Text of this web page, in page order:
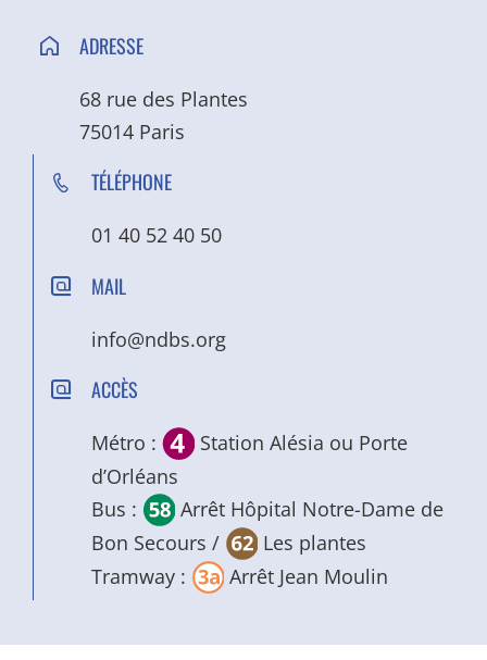
ADRESSE
68 rue des Plantes
75014 Paris
TÉLÉPHONE
01 40 52 40 50
MAIL
info@ndbs.org
ACCÈS
Métro :
Station Alésia ou Porte
d’Orléans
Bus :
Arrêt Hôpital Notre-Dame de
Bon Secours /
Les plantes
Tramway :
Arrêt Jean Moulin